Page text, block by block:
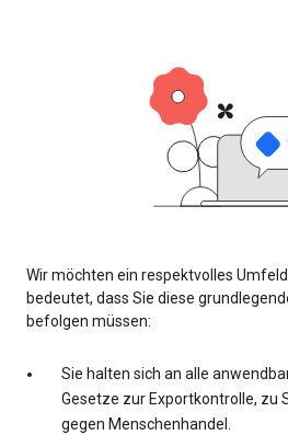
Wir möchten ein respektvolles
bedeutet, dass Sie diese
befolgen müssen:
Sie halten sich an alle
Gesetze zur Exportkontrolle, zu
gegen Menschenhandel.